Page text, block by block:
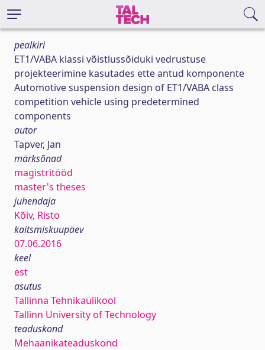
pealkiri
ET1/VABA klassi võistlussõiduki vedrustuse
projekteerimine kasutades ette antud komponente
Automotive suspension design of ET1/VABA class
competition vehicle using predetermined
components
autor
Tapver, Jan
märksõnad
magistritööd
master's theses
juhendaja
Kõiv, Risto
kaitsmiskuupäev
07.06.2016
keel
est
asutus
Tallinna Tehnikaülikool
Tallinn University of Technology
teaduskond
Mehaanikateaduskond